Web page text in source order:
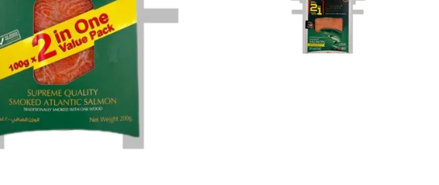
نمایش همه محصولات